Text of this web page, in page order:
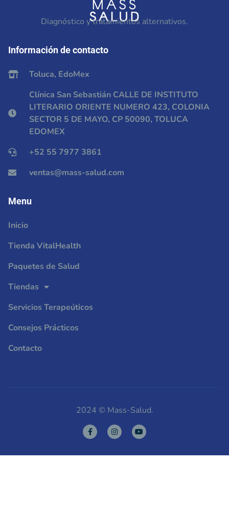
Diagnóstico y tratamientos alternativos.
Información de contacto
Toluca, EdoMex
Clínica San Sebastián CALLE DE INSTITUTO
LITERARIO ORIENTE NUMERO 423, COLONIA
SECTOR 5 DE MAYO, CP 50090, TOLUCA
EDOMEX
+52 55 7977 3861
ventas@mass-salud.com
Menu
Inicio
Tienda VitalHealth
Paquetes de Salud
Tiendas
Servicios Terapeúticos
Consejos Prácticos
Contacto
2024 © Mass-Salud.